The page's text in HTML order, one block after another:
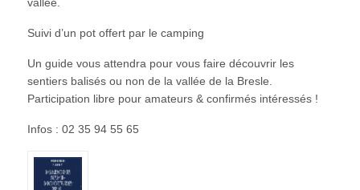
Suivi d’un pot offert par le camping
Un guide vous attendra pour vous faire découvrir les
sentiers balisés ou non de la vallée de la Bresle.
Participation libre pour amateurs & confirmés intéressés !
Infos : 02 35 94 55 65